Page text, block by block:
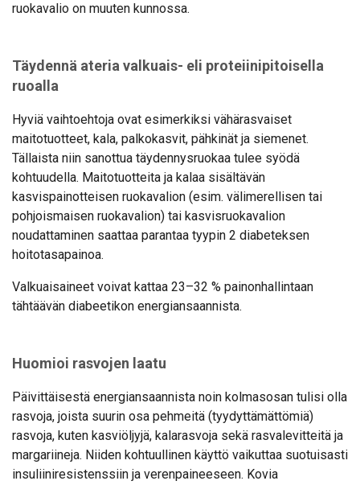
ruokavalio on muuten kunnossa.
Täydennä ateria valkuais- eli proteiinipitoisella
ruoalla
Hyviä vaihtoehtoja ovat esimerkiksi vähärasvaiset
maitotuotteet, kala, palkokasvit, pähkinät ja siemenet.
Tällaista niin sanottua täydennysruokaa tulee syödä
kohtuudella. Maitotuotteita ja kalaa sisältävän
kasvispainotteisen ruokavalion (esim. välimerellisen tai
pohjoismaisen ruokavalion) tai kasvisruokavalion
noudattaminen saattaa parantaa tyypin 2 diabeteksen
hoitotasapainoa.
Valkuaisaineet voivat kattaa 23–32 % painonhallintaan
tähtäävän diabeetikon energiansaannista.
Huomioi rasvojen laatu
Päivittäisestä energiansaannista noin kolmasosan tulisi olla
rasvoja, joista suurin osa pehmeitä (tyydyttämättömiä)
rasvoja, kuten kasviöljyjä, kalarasvoja sekä rasvalevitteitä ja
margariineja. Niiden kohtuullinen käyttö vaikuttaa suotuisasti
insuliiniresistenssiin ja verenpaineeseen. Kovia